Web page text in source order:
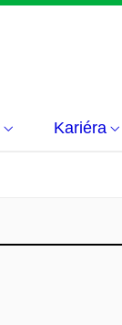
Kariéra